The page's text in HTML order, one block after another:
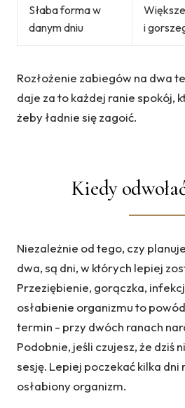
Słaba forma w
danym dniu
i
Rozłożenie zabiegów na dwa
daje za to każdej ranie spokój,
żeby ładnie się zagoić.
Kiedy
Niezależnie od tego, czy
dwa, są dni, w których lepiej
Przeziębienie, gorączka,
osłabienie organizmu to
termin - przy dwóch ranach
Podobnie, jeśli czujesz, że dziś
sesję. Lepiej poczekać kilka dni
osłabiony organizm.